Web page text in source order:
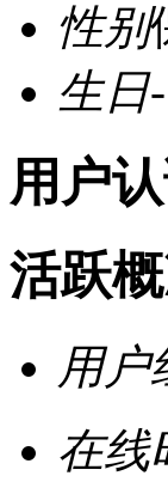
性别
生日-
用户
活跃
用户
在线